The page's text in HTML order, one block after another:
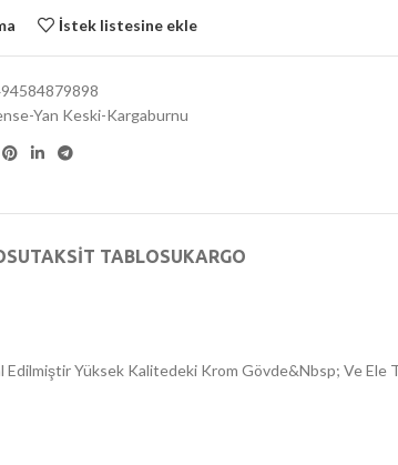
İstek listesine ekle
Yan Keski-Kargaburnu
TAKSIT TABLOSUKARGO
Edilmiştir Yüksek Kalitedeki Krom Gövde&Nbsp; Ve Ele